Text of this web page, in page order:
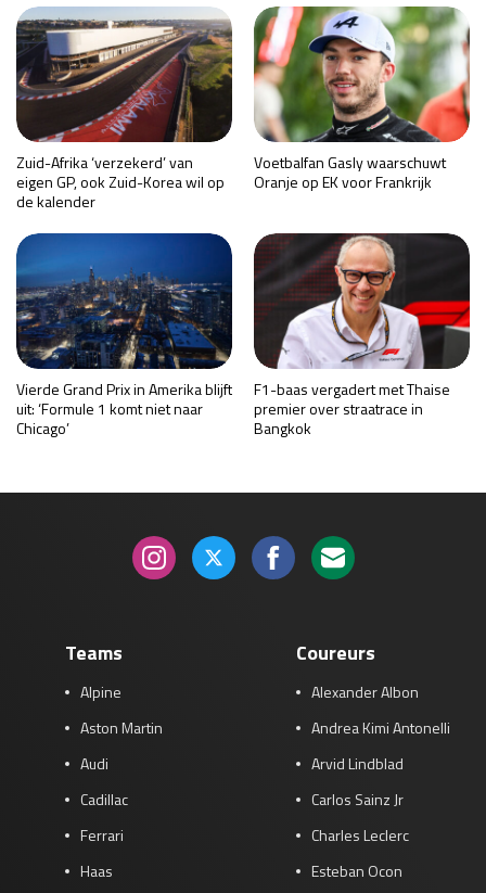
Zuid-Afrika ‘verzekerd’ van
eigen GP, ook Zuid-Korea wil op
de kalender
Voetbalfan Gasly waarschuwt
Oranje op EK voor Frankrijk
Vierde Grand Prix in Amerika blijft
uit: ‘Formule 1 komt niet naar
Chicago’
F1-baas vergadert met Thaise
premier over straatrace in
Bangkok
Teams
Alpine
Aston Martin
Audi
Cadillac
Ferrari
Haas
Coureurs
Alexander Albon
Andrea Kimi Antonelli
Arvid Lindblad
Carlos Sainz Jr
Charles Leclerc
Esteban Ocon